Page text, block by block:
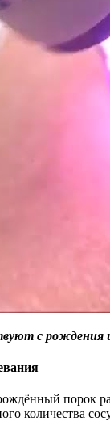
с рождения
порок
количества